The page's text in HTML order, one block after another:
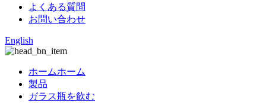
よくある質問
お問い合わせ
English
ホームホーム
製品
ガラス瓶を飲む